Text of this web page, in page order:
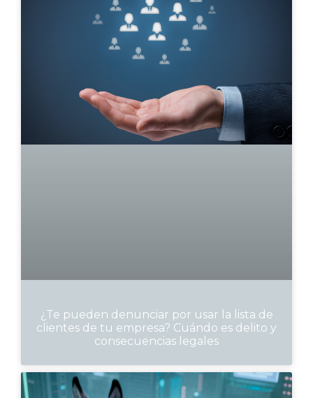
¿Te pueden denunciar por usar la lista de
clientes de tu empresa? Cuándo es delito y
consecuencias legales